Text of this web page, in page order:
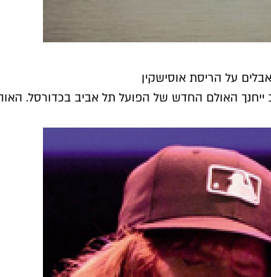
על הריסת אוסישקין
האולם החדש של הפועל תל אביב בכדורסל.